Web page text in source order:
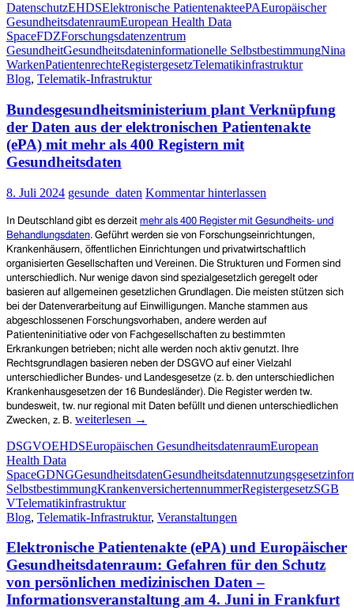
Warken:
für
die
kommerzielle
–
Nutzung
von
Behandlungsdaten!
bleiben
Patient*innen-
Souveränität
und
Datenschutz?
DatenschutzEHDSElektronische PatientenakteePAEuropäischer
GesundheitsdatenraumEuropean Health Data
SpaceFDZForschungsdatenzentrum
GesundheitGesundheitsdateninformationelle SelbstbestimmungNina
WarkenPatientenrechteRegistergesetzTelematikinfrastruktur
Blog, Telematik-Infrastruktur
Bundesgesundheitsministerium plant Verknüpfung
der Daten aus der elektronischen Patientenakte
(ePA) mit mehr als 400 Registern mit
Gesundheitsdaten
8. Juli 2024 gesunde_daten Kommentar hinterlassen
In Deutschland gibt es derzeit mehr als 400 Register mit Gesundheits- und
Behandlungsdaten. Geführt werden sie von Forschungseinrichtungen,
Krankenhäusern, öffentlichen Einrichtungen und privatwirtschaftlich
organisierten Gesellschaften und Vereinen. Die Strukturen und Formen sind
unterschiedlich. Nur wenige davon sind spezialgesetzlich geregelt oder
basieren auf allgemeinen gesetzlichen Grundlagen. Die meisten stützen sich
bei der Datenverarbeitung auf Einwilligungen. Manche stammen aus
abgeschlossenen Forschungsvorhaben, andere werden auf
Patienteninitiative oder von Fachgesellschaften zu bestimmten
Erkrankungen betrieben; nicht alle werden noch aktiv genutzt. Ihre
Rechtsgrundlagen basieren neben der DSGVO auf einer Vielzahl
unterschiedlicher Bundes- und Landesgesetze (z. b. den unterschiedlichen
Krankenhausgesetzen der 16 Bundesländer). Die Register werden tw.
bundesweit, tw. nur regional mit Daten befüllt und dienen unterschiedlichen
Zwecken, z. B. Bundesgesundheitsministerium
Verknüpfung
Daten
aus
der
elektronischen
(ePA)
mit
mehr
als
400
weiterlesen →
DSGVOEHDSEuropäischen GesundheitsdatenraumEuropean
Health Data
SpaceGDNGGesundheitsdatenGesundheitsdatennutzungsgesetz
SelbstbestimmungKrankenversichertennummerRegistergesetzSGB
VTelematikinfrastruktur
Blog, Telematik-Infrastruktur, Veranstaltungen
Elektronische Patientenakte (ePA) und Europäischer
Gesundheitsdatenraum: Gefahren für den Schutz
von persönlichen medizinischen Daten –
Informationsveranstaltung am 4. Juni in Frankfurt